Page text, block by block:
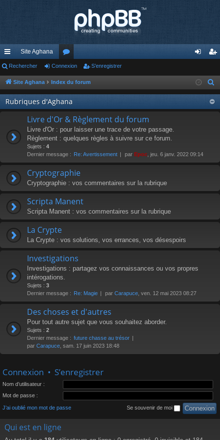
cc
ès
ra
pi
Site Aghana
or
u
m
s
ne
xi
on
nr
eg
ist
Rechercher Connexion S’enregistrer
Site Aghana Index du forum
Rubriques d'Aghana
Livre d'Or & Règlement du forum
Livre d'Or : pour laisser une trace de votre passage.
Règlement : quelques règles à suivre sur ce forum.
Sujets : 4
Dernier message : Re: Avertissement par Epoc , jeu. 6 janv. 2022 09:14
Cryptographie
Cryptographie : vos commentaires sur la rubrique
Scripta Manent
Scripta Manent : vos commentaires sur la rubrique
La Crypte
La Crypte : vos solutions, vos errances, vos désespoirs
Investigations
Investigations : partagez vos connaissances ou vos propres
intérogations.
Sujets : 3
Dernier message : Re: Magie par Carapuce , ven. 12 mai 2023 08:27
Des choses et d'autres
Pour tout autre sujet que vous souhaitez aborder.
Sujets : 2
Dernier message : future chasse au trésor
par Carapuce , sam. 17 juin 2023 18:48
Connexion • S’enregistrer
Nom d’utilisateur :
Mot de passe :
J’ai oublié mon mot de passe Se souvenir de moi
Qui est en ligne